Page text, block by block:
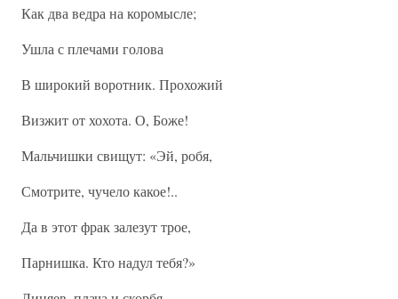
Как два ведра на коромысле;
Ушла с плечами голова
В широкий воротник. Прохожий
Визжит от хохота. О, Боже!
Мальчишки свищут: «Эй, робя,
Смотрите, чучело какое!..
Да в этот фрак залезут трое,
Парнишка. Кто надул тебя?»